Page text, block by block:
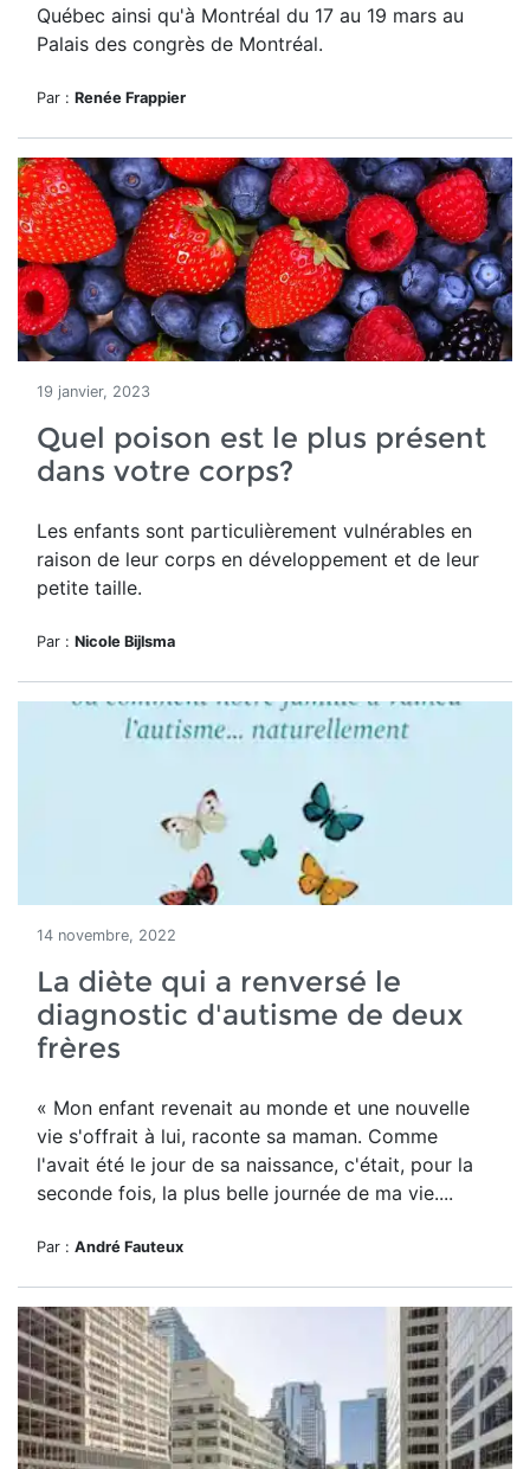
Québec ainsi qu'à Montréal du 17 au 19 mars au
Palais des congrès de Montréal.
Par : Renée Frappier
19 janvier, 2023
Quel poison est le plus présent
dans votre corps?
Les enfants sont particulièrement vulnérables en
raison de leur corps en développement et de leur
petite taille.
Par : Nicole Bijlsma
14 novembre, 2022
La diète qui a renversé le
diagnostic d'autisme de deux
frères
« Mon enfant revenait au monde et une nouvelle
vie s'offrait à lui, raconte sa maman. Comme
l'avait été le jour de sa naissance, c'était, pour la
seconde fois, la plus belle journée de ma vie....
Par : André Fauteux